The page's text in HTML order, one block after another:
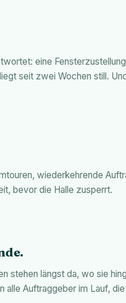
eine
seit zwei Wochen still.
wiederkehrende
bevor die Halle zusperrt.
stehen längst da, wo sie
alle Auftraggeber im Lauf,